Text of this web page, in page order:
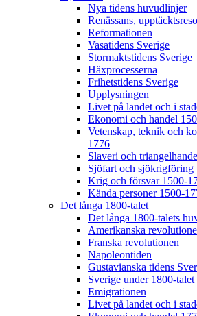
Nya tidens huvudlinjer
Renässans,
Reformationen
Vasatidens Sverige
Stormaktstidens Sverige
Häxprocesserna
Frihetstidens Sverige
Upplysningen
Livet på landet och i
Ekonomi och handel
Vetenskap, teknik och
1776
Slaveri och
Sjöfart och sjökrigföring
Krig och försvar 1500-
Kända personer 1500-
Det långa 1800-talet
Det långa 1800-talets
Amerikanska
Franska revolutionen
Napoleontiden
Gustavianska tidens
Sverige under 1800-talet
Emigrationen
Livet på landet och i